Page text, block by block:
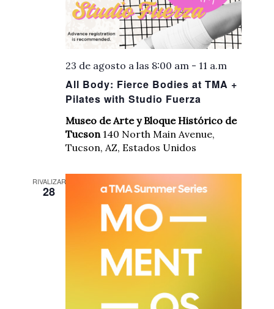
All Body: Fierce Bodies at TMA +
Pilates with Studio Fuerza
23 de agosto a las 8:00 am - 11 a.m
Museo de Arte y Bloque Histórico de
Tucson 140 North Main Avenue,
Tucson, AZ, Estados Unidos
RIVALIZAR
28